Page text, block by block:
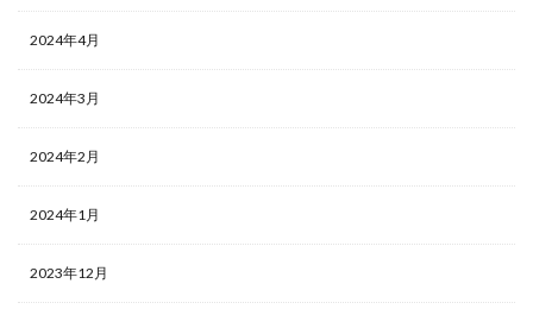
2024年4月
2024年3月
2024年2月
2024年1月
2023年12月